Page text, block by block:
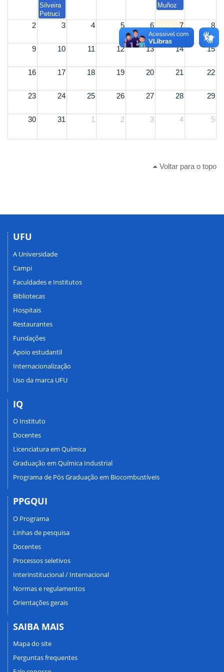
Muñoz
Silveira
Petruci
2 3 4 5 6 7 8
9 10 11 12 13 14 15
16 17 18 19 20 21 22
23 24 25 26 27 28 29
30 31 1 2 3 4 5
Voltar para o topo
UFU
A Universidade
Campi
Faculdades e Institutos
Bibliotecas
Hospitais
Restaurantes
Fundações
Apoio estudantil
Internacionalização
Uso da marca UFU
IQ
O Instituto
Docentes
Licenciatura em Química
Graduação em Química Industrial
Programa de Pós Graduação em Biocombustíveis
PPGQUI
O Programa
Linhas de pesquisa
Docentes
Processos seletivos
Interinstitucional / Internacional
Normas e regulamentos
Orientações gerais
SAIBA MAIS
Mapa do site
Perguntas frequentes